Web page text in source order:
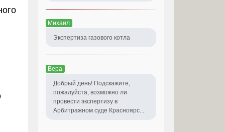
Михаил
Экспертиза газового котла
Вера
Добрый день! Подскажите,
пожалуйста, возможно ли
провести экспертизу в
Арбитражном суде Красноярс...